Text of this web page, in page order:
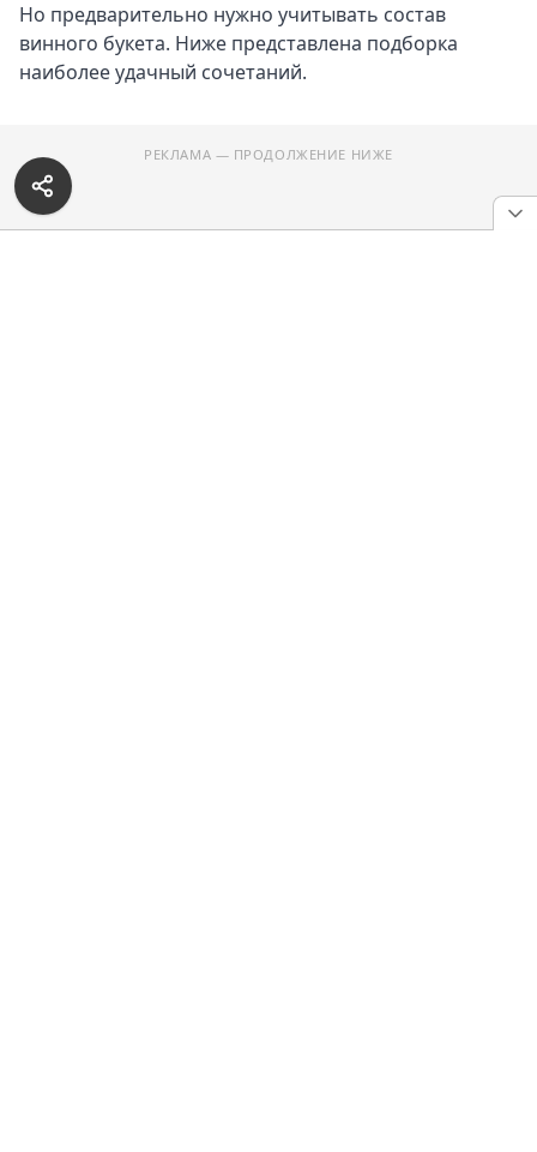
Но предварительно нужно учитывать состав
винного букета. Ниже представлена подборка
наиболее удачный сочетаний.
РЕКЛАМА — ПРОДОЛЖЕНИЕ НИЖЕ